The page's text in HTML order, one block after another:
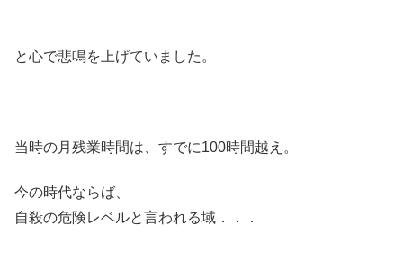
と心で悲鳴を上げていました。
当時の月残業時間は、すでに100時間越え。
今の時代ならば、
自殺の危険レベルと言われる域．．．